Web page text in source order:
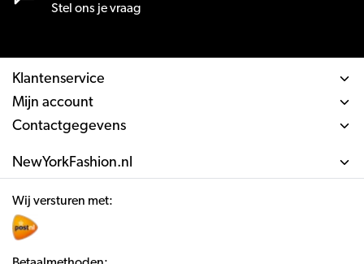
Stel ons je vraag
Klantenservice
Mijn account
Contactgegevens
NewYorkFashion.nl
Wij versturen met: